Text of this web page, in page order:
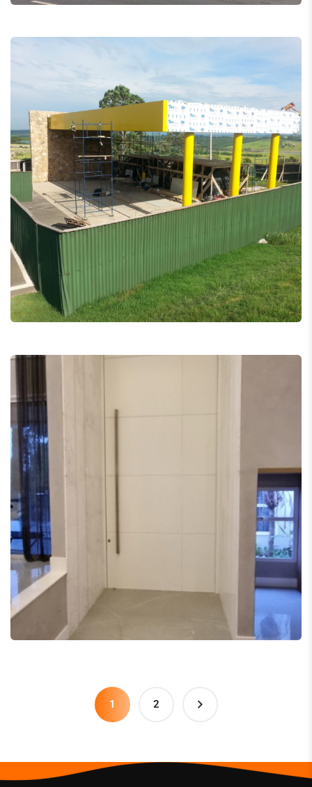
Autódromo Velo Cittá
Revestimento
Condomínio City Castelo – Itu –
SP
1 2